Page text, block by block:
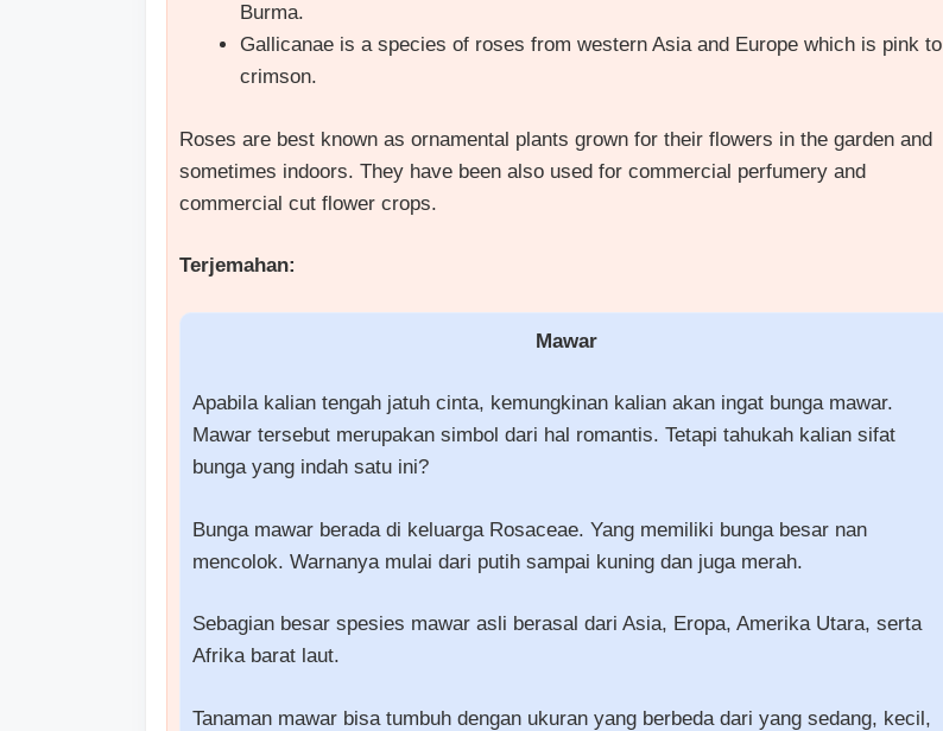
Burma.
Gallicanae is a species of roses from western Asia and Europe which is pink to
crimson.
Roses are best known as ornamental plants grown for their flowers in the garden and
sometimes indoors. They have been also used for commercial perfumery and
commercial cut flower crops.
Terjemahan:
Mawar
Apabila kalian tengah jatuh cinta, kemungkinan kalian akan ingat bunga mawar.
Mawar tersebut merupakan simbol dari hal romantis. Tetapi tahukah kalian sifat
bunga yang indah satu ini?
Bunga mawar berada di keluarga Rosaceae. Yang memiliki bunga besar nan
mencolok. Warnanya mulai dari putih sampai kuning dan juga merah.
Sebagian besar spesies mawar asli berasal dari Asia, Eropa, Amerika Utara, serta
Afrika barat laut.
Tanaman mawar bisa tumbuh dengan ukuran yang berbeda dari yang sedang, kecil,